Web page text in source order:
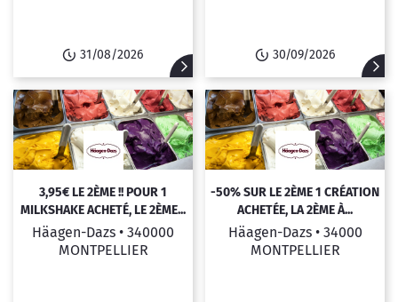
31/08/2026 30/09/2026
3,95€ LE 2ÈME !! POUR 1
MILKSHAKE ACHETÉ, LE 2ÈME...
Häagen-Dazs • 340000
MONTPELLIER
-50% SUR LE 2ÈME 1 CRÉATION
ACHETÉE, LA 2ÈME À...
Häagen-Dazs • 34000
MONTPELLIER